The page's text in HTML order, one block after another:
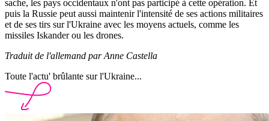
sache, les pays occidentaux n'ont pas participé à cette opération. Et
puis la Russie peut aussi maintenir l'intensité de ses actions militaires
et de ses tirs sur l'Ukraine avec les moyens actuels, comme les
missiles Iskander ou les drones.
Traduit de l'allemand par Anne Castella
Toute l'actu' brûlante sur l'Ukraine...